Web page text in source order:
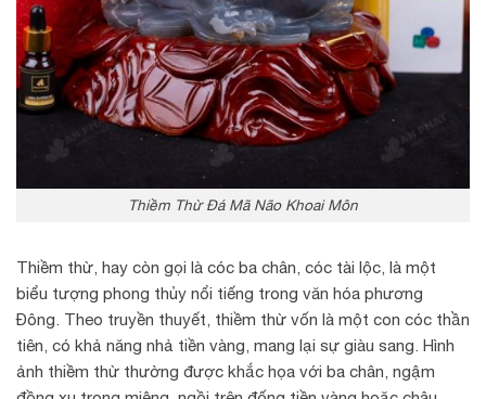
Thiềm Thừ Đá Mã Não Khoai Môn
Thiềm thừ, hay còn gọi là cóc ba chân, cóc tài lộc, là một
biểu tượng phong thủy nổi tiếng trong văn hóa phương
Đông. Theo truyền thuyết, thiềm thừ vốn là một con cóc thần
tiên, có khả năng nhả tiền vàng, mang lại sự giàu sang. Hình
ảnh thiềm thừ thường được khắc họa với ba chân, ngậm